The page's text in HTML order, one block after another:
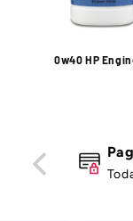
0w40 HP